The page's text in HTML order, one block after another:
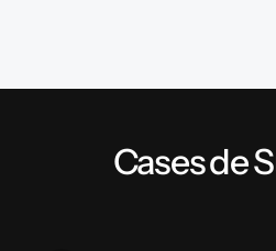
Cases de